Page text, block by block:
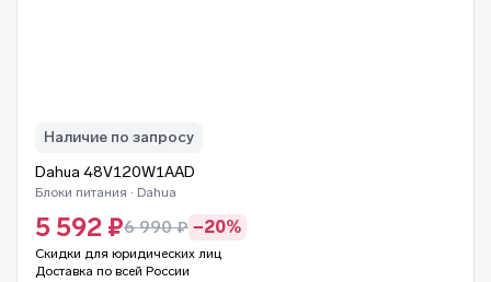
Наличие по запросу
Dahua 48V120W1AAD
Блоки питания · Dahua
5 592 ₽6 990 ₽ −20%
Скидки для юридических лиц
Доставка по всей России